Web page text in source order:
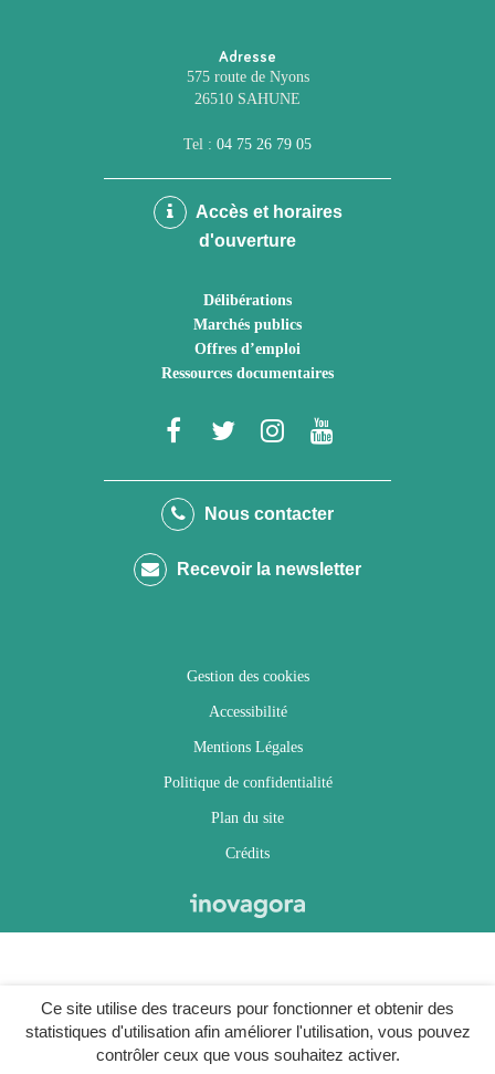
Ce site utilise des traceurs pour fonctionner et obtenir des
statistiques d'utilisation afin améliorer l'utilisation, vous pouvez
contrôler ceux que vous souhaitez activer.
Adresse
575 route de Nyons
26510 SAHUNE
Tel : 04 75 26 79 05
Accès et horaires
d'ouverture
Délibérations
Marchés publics
Offres d’emploi
Ressources documentaires
Lien
le
Facebook
Lien
le
Twitter
Lien
le
Instagram
Youtube
Nous contacter
Recevoir la newsletter
Gestion des cookies
Accessibilité
Mentions Légales
Politique de confidentialité
Plan du site
Crédits